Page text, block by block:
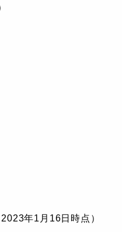
年1月16日時点）